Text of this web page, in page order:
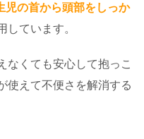
児の首から頭部をしっか
しています。
なくても安心して抱っこ
使えて不便さを解消する